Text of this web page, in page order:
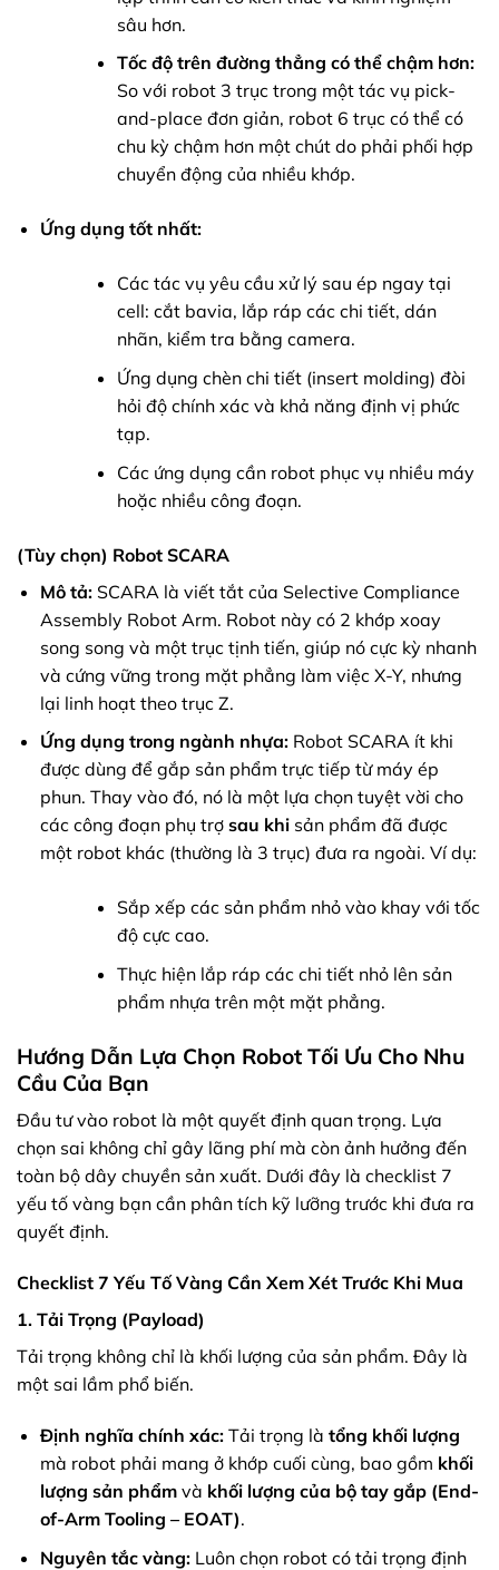
sâu hơn.
Tốc độ trên đường thẳng có thể chậm hơn:
So với robot 3 trục trong một tác vụ pick-
and-place đơn giản, robot 6 trục có thể có
chu kỳ chậm hơn một chút do phải phối hợp
chuyển động của nhiều khớp.
Ứng dụng tốt nhất:
Các tác vụ yêu cầu xử lý sau ép ngay tại
cell: cắt bavia, lắp ráp các chi tiết, dán
nhãn, kiểm tra bằng camera.
Ứng dụng chèn chi tiết (insert molding) đòi
hỏi độ chính xác và khả năng định vị phức
tạp.
Các ứng dụng cần robot phục vụ nhiều máy
hoặc nhiều công đoạn.
(Tùy chọn) Robot SCARA
Mô tả:SCARA là viết tắt của Selective Compliance
Assembly Robot Arm. Robot này có 2 khớp xoay
song song và một trục tịnh tiến, giúp nó cực kỳ nhanh
và cứng vững trong mặt phẳng làm việc X-Y, nhưng
lại linh hoạt theo trục Z.
Ứng dụng trong ngành nhựa:Robot SCARA ít khi
được dùng để gắp sản phẩm trực tiếp từ máy ép
phun. Thay vào đó, nó là một lựa chọn tuyệt vời cho
các công đoạn phụ trợ sau khisản phẩm đã được
một robot khác (thường là 3 trục) đưa ra ngoài. Ví dụ:
Sắp xếp các sản phẩm nhỏ vào khay với tốc
độ cực cao.
Thực hiện lắp ráp các chi tiết nhỏ lên sản
phẩm nhựa trên một mặt phẳng.
Hướng Dẫn Lựa Chọn Robot Tối Ưu Cho Nhu
Cầu Của Bạn
Đầu tư vào robot là một quyết định quan trọng. Lựa
chọn sai không chỉ gây lãng phí mà còn ảnh hưởng đến
toàn bộ dây chuyền sản xuất. Dưới đây là checklist 7
yếu tố vàng bạn cần phân tích kỹ lưỡng trước khi đưa ra
quyết định.
Checklist 7 Yếu Tố Vàng Cần Xem Xét Trước Khi Mua
1. Tải Trọng (Payload)
Tải trọng không chỉ là khối lượng của sản phẩm. Đây là
một sai lầm phổ biến.
Định nghĩa chính xác:Tải trọng là tổng khối lượng
mà robot phải mang ở khớp cuối cùng, bao gồm khối
lượng sản phẩmvà khối lượng của bộ tay gắp (End-
of-Arm Tooling – EOAT).
Nguyên tắc vàng:Luôn chọn robot có tải trọng định